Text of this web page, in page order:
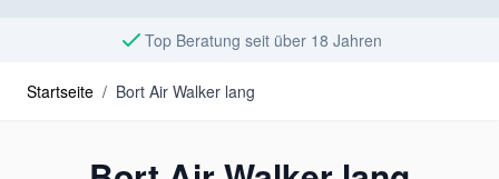
Top Beratung seit über 18 Jahren
Startseite / Bort Air Walker lang